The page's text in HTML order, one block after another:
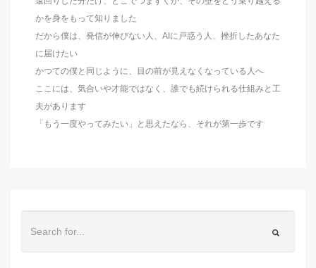
かを身をもって知りました
だから僕は、発信が伸びない人、AIに戸惑う人、挫折したあなた
に届けたい
かつての僕と同じように、目の前が見えなくなっている人へ
ここには、気合いや才能ではなく、誰でも続けられる仕組みと工
夫があります
「もう一度やってみたい」と思えたなら、それが第一歩です